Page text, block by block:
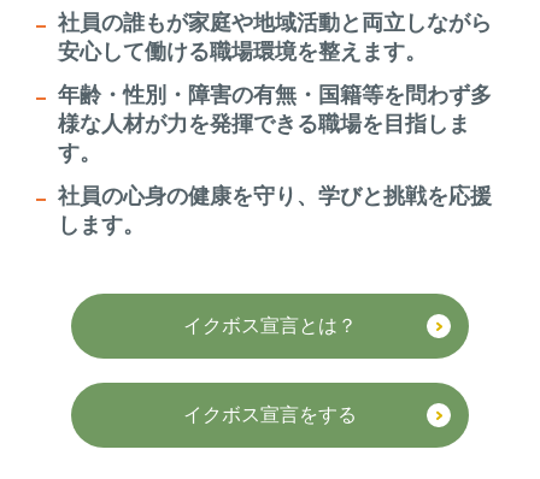
社員の誰もが家庭や地域活動と両立しながら
安心して働ける職場環境を整えます。
年齢・性別・障害の有無・国籍等を問わず多
様な人材が力を発揮できる職場を目指しま
す。
社員の心身の健康を守り、学びと挑戦を応援
します。
イクボス宣言とは？
イクボス宣言をする